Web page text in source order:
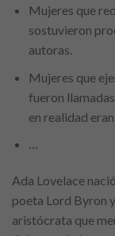
Mujeres que
sostuvieron
autoras.
Mujeres que
fueron llamadas
en realidad
…
Ada Lovelace
poeta Lord Byron
aristócrata que